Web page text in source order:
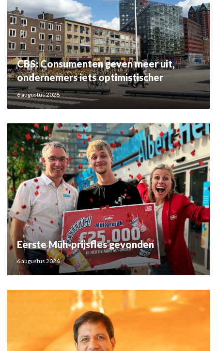
CBS: Consumenten geven meer uit,
ondernemers iets optimistischer
6 augustus 2026
Eerste Müh-prijsfles gevonden
6 augustus 2026